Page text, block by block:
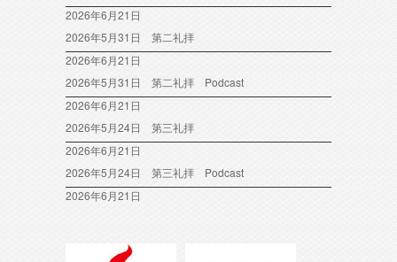
2026年6月21日
2026年5月31日 第二礼拝
2026年6月21日
2026年5月31日 第二礼拝 Podcast
2026年6月21日
2026年5月24日 第三礼拝
2026年6月21日
2026年5月24日 第三礼拝 Podcast
2026年6月21日